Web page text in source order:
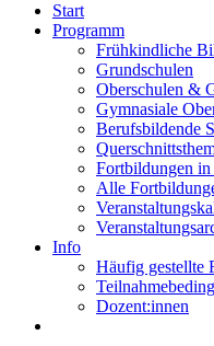
Start
Programm
Frühkindliche
Grundschulen
Oberschulen &
Gymnasiale
Berufsbildende
Fortbildungen in
Alle
Info
Häufig gestellte
Dozent:innen